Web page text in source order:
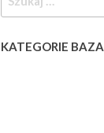
KATEGORIE